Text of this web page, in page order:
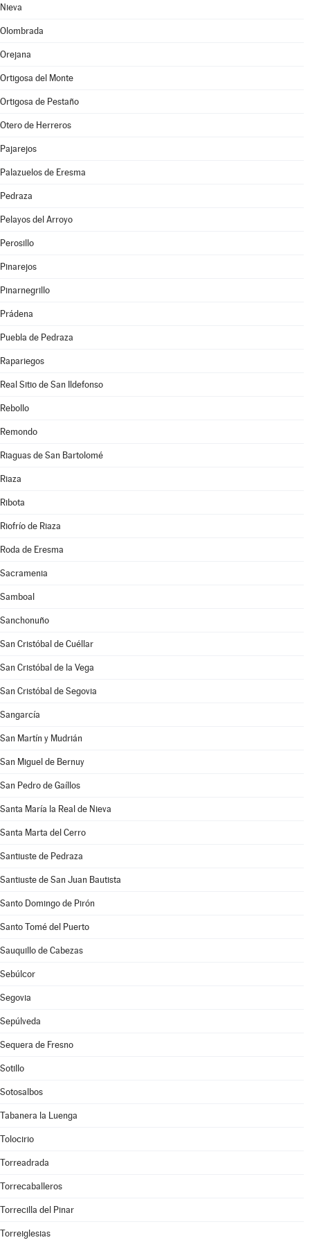
Nieva
Olombrada
Orejana
Ortigosa del Monte
Ortigosa de Pestaño
Otero de Herreros
Pajarejos
Palazuelos de Eresma
Pedraza
Pelayos del Arroyo
Perosillo
Pinarejos
Pinarnegrillo
Prádena
Puebla de Pedraza
Rapariegos
Real Sitio de San Ildefonso
Rebollo
Remondo
Riaguas de San Bartolomé
Riaza
Ribota
Riofrío de Riaza
Roda de Eresma
Sacramenia
Samboal
Sanchonuño
San Cristóbal de Cuéllar
San Cristóbal de la Vega
San Cristóbal de Segovia
Sangarcía
San Martín y Mudrián
San Miguel de Bernuy
San Pedro de Gaíllos
Santa María la Real de Nieva
Santa Marta del Cerro
Santiuste de Pedraza
Santiuste de San Juan Bautista
Santo Domingo de Pirón
Santo Tomé del Puerto
Sauquillo de Cabezas
Sebúlcor
Segovia
Sepúlveda
Sequera de Fresno
Sotillo
Sotosalbos
Tabanera la Luenga
Tolocirio
Torreadrada
Torrecaballeros
Torrecilla del Pinar
Torreiglesias